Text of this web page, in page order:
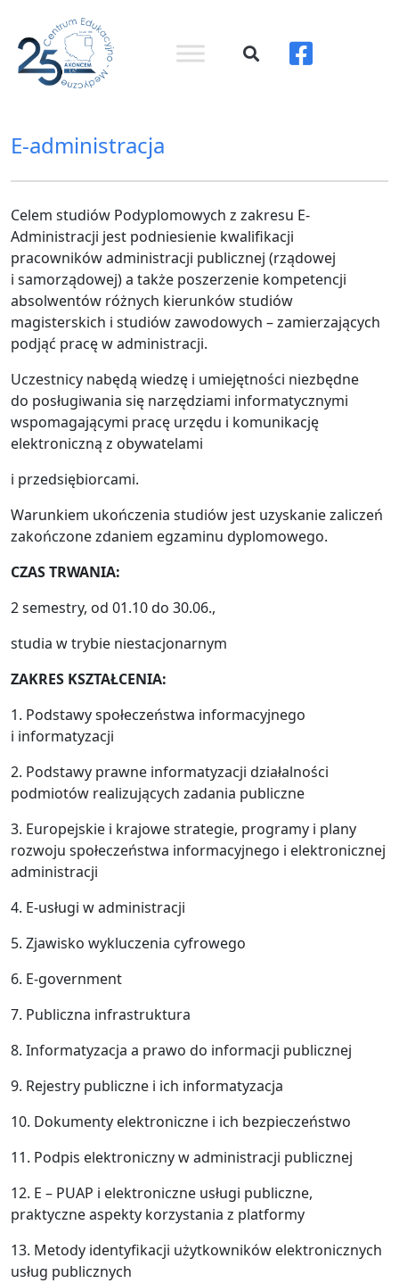
E-administracja
Celem studiów Podyplomowych z zakresu E-
Administracji jest podniesienie kwalifikacji
pracowników administracji publicznej (rządowej
i samorządowej) a także poszerzenie kompetencji
absolwentów różnych kierunków studiów
magisterskich i studiów zawodowych – zamierzających
podjąć pracę w administracji.
Uczestnicy nabędą wiedzę i umiejętności niezbędne
do posługiwania się narzędziami informatycznymi
wspomagającymi pracę urzędu i komunikację
elektroniczną z obywatelami
i przedsiębiorcami.
Warunkiem ukończenia studiów jest uzyskanie zaliczeń
zakończone zdaniem egzaminu dyplomowego.
CZAS TRWANIA:
2 semestry, od 01.10 do 30.06.,
studia w trybie niestacjonarnym
ZAKRES KSZTAŁCENIA:
1. Podstawy społeczeństwa informacyjnego
i informatyzacji
2. Podstawy prawne informatyzacji działalności
podmiotów realizujących zadania publiczne
3. Europejskie i krajowe strategie, programy i plany
rozwoju społeczeństwa informacyjnego i elektronicznej
administracji
4. E-usługi w administracji
5. Zjawisko wykluczenia cyfrowego
6. E-government
7. Publiczna infrastruktura
8. Informatyzacja a prawo do informacji publicznej
9. Rejestry publiczne i ich informatyzacja
10. Dokumenty elektroniczne i ich bezpieczeństwo
11. Podpis elektroniczny w administracji publicznej
12. E – PUAP i elektroniczne usługi publiczne,
praktyczne aspekty korzystania z platformy
13. Metody identyfikacji użytkowników elektronicznych
usług publicznych